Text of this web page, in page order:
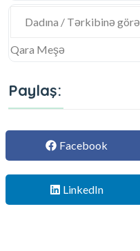
Dadına / Tərkibinə görə
Qara Meşə
Paylaş:
Facebook
LinkedIn